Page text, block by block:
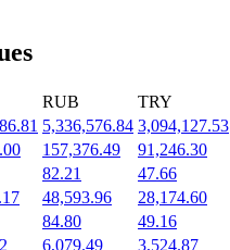
RUB
TRY
5,336,576.84 3,094,127.53
157,376.49
91,246.30
82.21
47.66
48,593.96
28,174.60
84.80
49.16
6,079.49
3,524.87